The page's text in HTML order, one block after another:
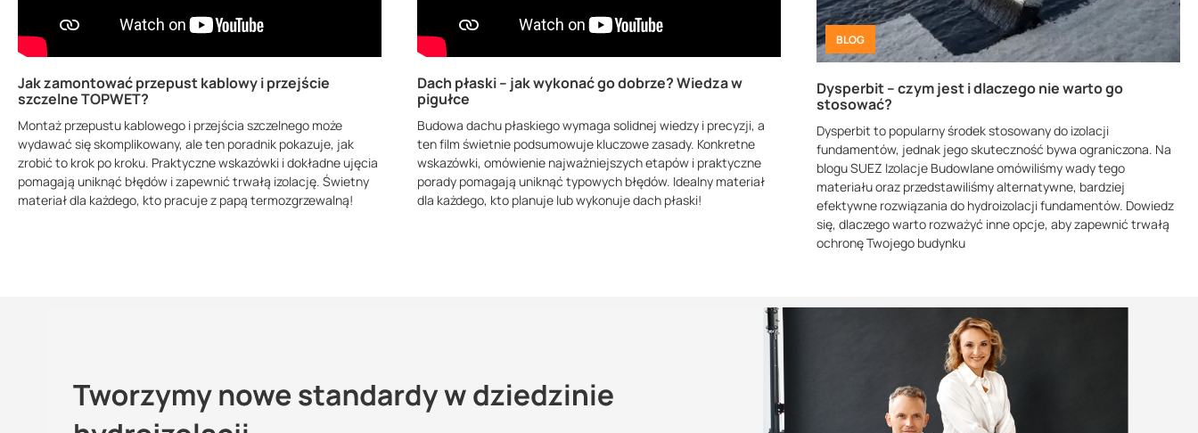
Jak zamontować przepust kablowy i przejście
szczelne TOPWET?
Montaż przepustu kablowego i przejścia szczelnego może
wydawać się skomplikowany, ale ten poradnik pokazuje, jak
zrobić to krok po kroku. Praktyczne wskazówki i dokładne ujęcia
pomagają uniknąć błędów i zapewnić trwałą izolację. Świetny
materiał dla każdego, kto pracuje z papą termozgrzewalną!
Dach płaski – jak wykonać go dobrze? Wiedza w
pigułce
Budowa dachu płaskiego wymaga solidnej wiedzy i precyzji, a
ten film świetnie podsumowuje kluczowe zasady. Konkretne
wskazówki, omówienie najważniejszych etapów i praktyczne
porady pomagają uniknąć typowych błędów. Idealny materiał
dla każdego, kto planuje lub wykonuje dach płaski!
BLOG
Dysperbit – czym jest i dlaczego nie warto go
stosować?
Dysperbit to popularny środek stosowany do izolacji
fundamentów, jednak jego skuteczność bywa ograniczona. Na
blogu SUEZ Izolacje Budowlane omówiliśmy wady tego
materiału oraz przedstawiliśmy alternatywne, bardziej
efektywne rozwiązania do hydroizolacji fundamentów. Dowiedz
się, dlaczego warto rozważyć inne opcje, aby zapewnić trwałą
ochronę Twojego budynku